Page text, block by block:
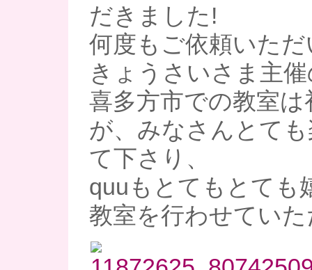
だきました!
何度もご依頼いた
きょうさいさま主
喜多方市での教室
が、みなさんとて
て下さり、
quuもとてもとても
教室を行わせてい